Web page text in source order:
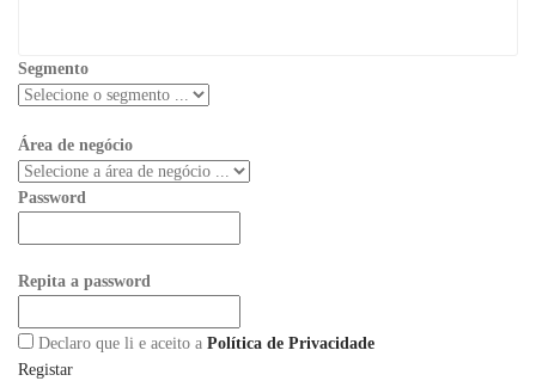
Segmento
Área de negócio
Password
Repita a password
Declaro que li e aceito a Política de Privacidade
Registar